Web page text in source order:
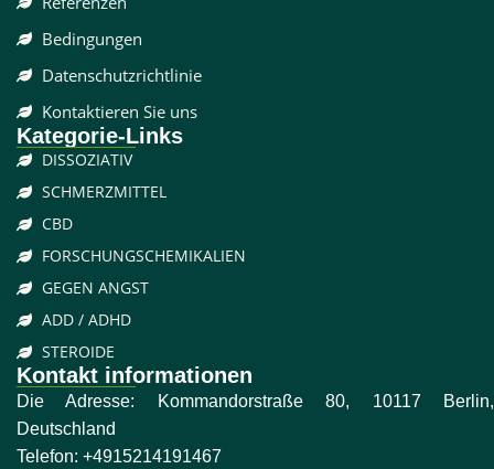
Bedingungen
Datenschutzrichtlinie
Kontaktieren Sie uns
Kategorie-Links
DISSOZIATIV
SCHMERZMITTEL
CBD
FORSCHUNGSCHEMIKALIEN
GEGEN ANGST
ADD / ADHD
STEROIDE
Kontakt informationen
Die Adresse: Kommandorstraße 80, 10117 Berlin,
Deutschland
Telefon: +4915214191467